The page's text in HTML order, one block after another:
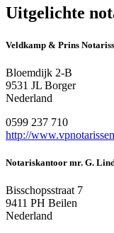
Uitgelichte
Veldkamp & Prins
Bloemdijk 2-B
9531 JL Borger
Nederland
0599 237 710
http://
Notariskantoor mr. G.
Bisschopsstraat 7
9411 PH Beilen
Nederland